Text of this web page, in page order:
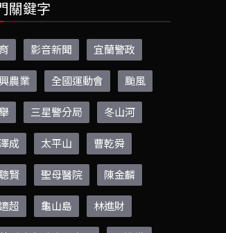
關鍵字
影音新聞 宜蘭警政
農業 全國運動會 颱風
三星警分局 冬山河
成 太平山 曹乾舜
賢 聖母醫院 陳金麟
超 龜山島 林進財